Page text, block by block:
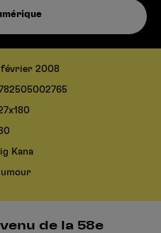
février 2008
Kana
de la 58e